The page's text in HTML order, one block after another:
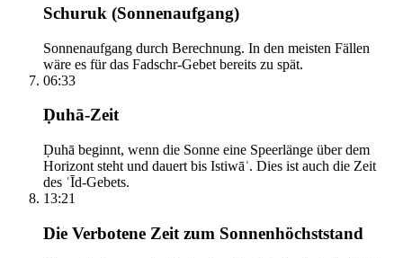
Schuruk (Sonnenaufgang)
Sonnenaufgang durch Berechnung. In den meisten Fällen
wäre es für das Fadschr-Gebet bereits zu spät.
06:33
Ḍuhā-Zeit
Ḍuhā beginnt, wenn die Sonne eine Speerlänge über dem
Horizont steht und dauert bis Istiwāʾ. Dies ist auch die Zeit
des ʿĪd-Gebets.
13:21
Die Verbotene Zeit zum Sonnenhöchststand